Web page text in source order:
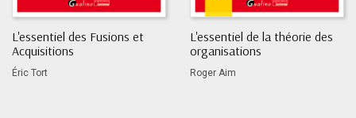
L'essentiel des Fusions et
Acquisitions
Éric Tort
L'essentiel de la théorie des
organisations
Roger Aim